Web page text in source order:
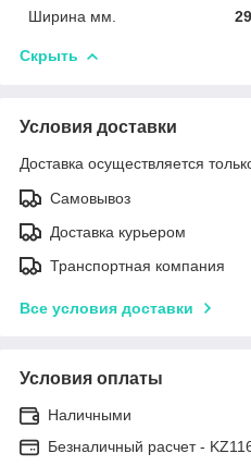
Ширина мм.
Скрыть
Условия доставки
Доставка осуществляется
Самовывоз
Доставка курьером
Транспортная компания
Все условия доставки
Условия оплаты
Наличными
Безналичный расчет -